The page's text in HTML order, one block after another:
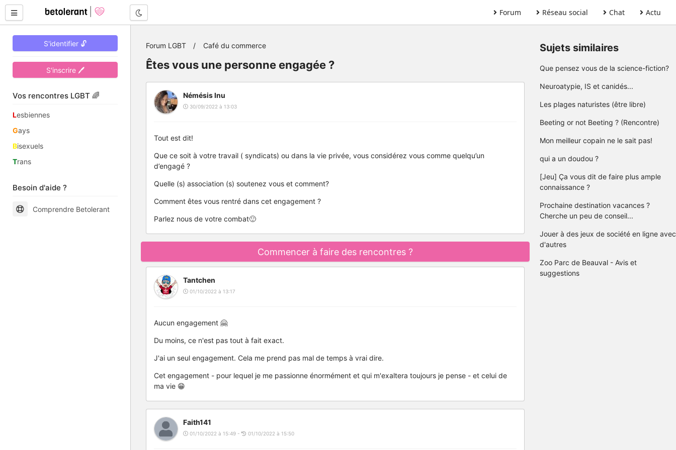
Forum Réseau social Chat Actu
S'identifier 🔓
S'inscrire 🖊
Vos rencontres LGBT 🌈
Lesbiennes
Gays
Bisexuels
Trans
Besoin d'aide ?
Comprendre Betolerant
Forum LGBT Café du commerce
Êtes vous une personne engagée ?
Némésis Inu
30/09/2022 à 13:03
Tout est dit!
Que ce soit à votre travail ( syndicats) ou dans la vie privée, vous considérez vous comme quelqu’un
d’engagé ?
Quelle (s) association (s) soutenez vous et comment?
Comment êtes vous rentré dans cet engagement ?
Parlez nous de votre combat🙂
Commencer à faire des rencontres ?
Tantchen
01/10/2022 à 13:17
Aucun engagement 🤗
Du moins, ce n'est pas tout à fait exact.
J'ai un seul engagement. Cela me prend pas mal de temps à vrai dire.
Cet engagement - pour lequel je me passionne énormément et qui m'exaltera toujours je pense - et celui de
ma vie 😁
Faith141
01/10/2022 à 15:49 - 01/10/2022 à 15:50
Sujets similaires
Que pensez vous de la science-fiction?
Neuroatypie, IS et canidés...
Les plages naturistes (être libre)
Beeting or not Beeting ? (Rencontre)
Mon meilleur copain ne le sait pas!
qui a un doudou ?
[Jeu] Ça vous dit de faire plus ample
connaissance ?
Prochaine destination vacances ?
Cherche un peu de conseil...
Jouer à des jeux de société en ligne avec
d'autres
Zoo Parc de Beauval - Avis et
suggestions